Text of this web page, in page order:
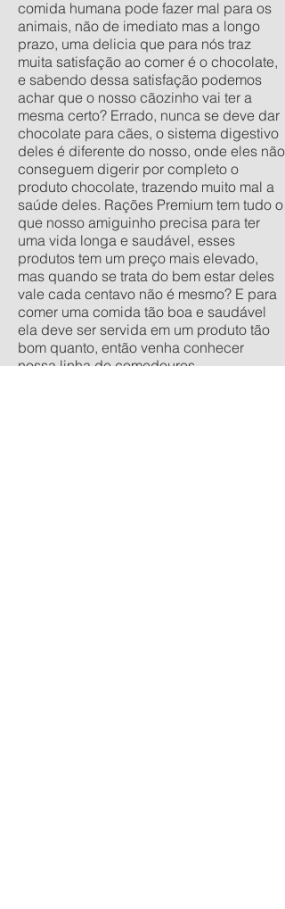
comida humana pode fazer mal para os
animais, não de imediato mas a longo
prazo, uma delicia que para nós traz
muita satisfação ao comer é o chocolate,
e sabendo dessa satisfação podemos
achar que o nosso cãozinho vai ter a
mesma certo? Errado, nunca se deve dar
chocolate para cães, o sistema digestivo
deles é diferente do nosso, onde eles não
conseguem digerir por completo o
produto chocolate, trazendo muito mal a
saúde deles. Rações Premium tem tudo o
que nosso amiguinho precisa para ter
uma vida longa e saudável, esses
produtos tem um preço mais elevado,
mas quando se trata do bem estar deles
vale cada centavo não é mesmo? E para
comer uma comida tão boa e saudável
ela deve ser servida em um produto tão
bom quanto, então venha conhecer
nossa linha de comedouros